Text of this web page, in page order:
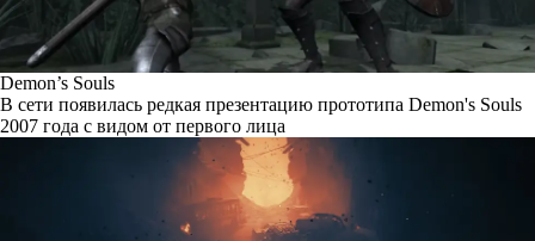
Demon’s Souls
В сети появилась редкая презентацию прототипа Demon's Souls
2007 года с видом от первого лица